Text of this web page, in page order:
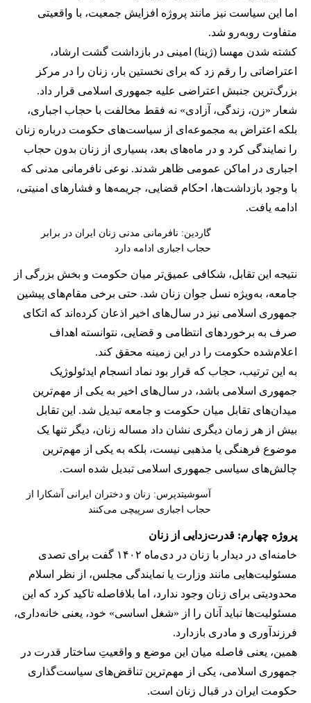
اما این سیاست نیز مانند پروژه افزایش جمعیت، با واقعیتی
متفاوت روبه‌رو شد.
کشته شدن مهسا (ژینا) امینی در بازداشت گشت ارشاد،
اعتراضاتی را رقم زد که برای نخستین بار، زنان را در مرکز
بزرگ‌ترین جنبش اعتراضی علیه جمهوری اسلامی قرار داد.
شعار «زن، زندگی، آزادی» نه فقط مخالفت با حجاب اجباری،
بلکه اعتراض به مجموعه‌ای از سیاست‌های حکومت درباره زنان
را نمایندگی کرد و در ماه‌های بعد، بسیاری از زنان بدون حجاب
اجباری در اماکن عمومی ظاهر شدند. نوعی نافرمانی مدنی که
با وجود بازداشت‌ها، احکام قضایی، جریمه‌ها و فشارهای امنیتی،
ادامه یافت.
گاردین: نافرمانی مدنی زنان ایران در برابر
حجاب اجباری ادامه دارد
نتیجه این تقابل، شکافی عمیق‌تر میان حکومت و بخش بزرگی از
جامعه، به‌ویژه نسل جوان زنان شد. حتی برخی مقام‌های پیشین
جمهوری اسلامی نیز در سال‌های اخیر اذعان کرده‌اند که اتکای
صرف به برخوردهای انتظامی و قضایی، نتوانسته اهداف
اعلام‌شده حکومت را در این زمینه محقق کند.
به این ترتیب، حجاب که قرار بود نماد انسجام ایدئولوژیک
جمهوری اسلامی باشد، در سال‌های اخیر به یکی از مهم‌ترین
میدان‌های تقابل میان حکومت و جامعه تبدیل شد. این تقابل
بیش از هر زمان دیگری نشان داد مساله زنان، دیگر تنها یک
موضوع فرهنگی یا مذهبی نیست، بلکه به یکی از مهم‌ترین
چالش‌های سیاسی جمهوری اسلامی تبدیل شده است.
آسوشیتدپرس: زنان و دختران ایرانی آشکارا از
حجاب اجباری سرپیچی می‌کنند
پروژه چهارم: قدرت‌زدایی از زنان
خامنه‌ای در دیدار با زنان در دی‌ماه ۱۴۰۲ گفت برای تصدی
مسئولیت‌هایی مانند وزارت یا نمایندگی مجلس، از نظر اسلام
محدودیتی برای زنان وجود ندارد، اما بلافاصله تاکید کرد که این
مسئولیت‌ها نباید آنان را از «شغل اساسی» خود، یعنی خانه‌داری،
فرزندآوری و مادری بازدارد.
همین، یعنی فاصله میان این موضع و واقعیتِ ساختار قدرت در
جمهوری اسلامی، یکی از مهم‌ترین تناقض‌های سیاست‌گذاری
حکومت ایران در قبال زنان است.